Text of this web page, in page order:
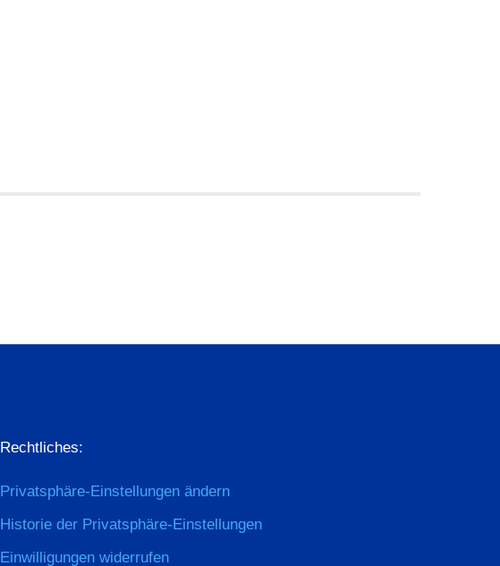
Rechtliches:
Privatsphäre-Einstellungen ändern
Historie der Privatsphäre-Einstellungen
Einwilligungen widerrufen